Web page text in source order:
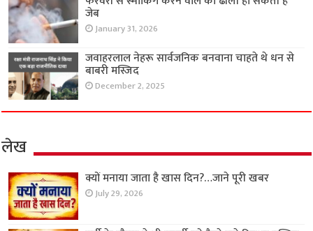
जेब
January 31, 2026
जवाहरलाल नेहरू सार्वजनिक बनवाना चाहते थे धन से
बाबरी मस्जिद
December 2, 2025
लेख
क्यों मनाया जाता है खास दिन?…जाने पूरी खबर
July 29, 2026